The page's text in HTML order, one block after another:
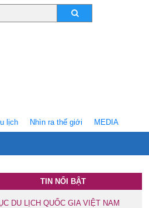
lịch Nhìn ra thế giới MEDIA
TIN NỔI BẬT
DU LỊCH QUỐC GIA VIỆT NAM